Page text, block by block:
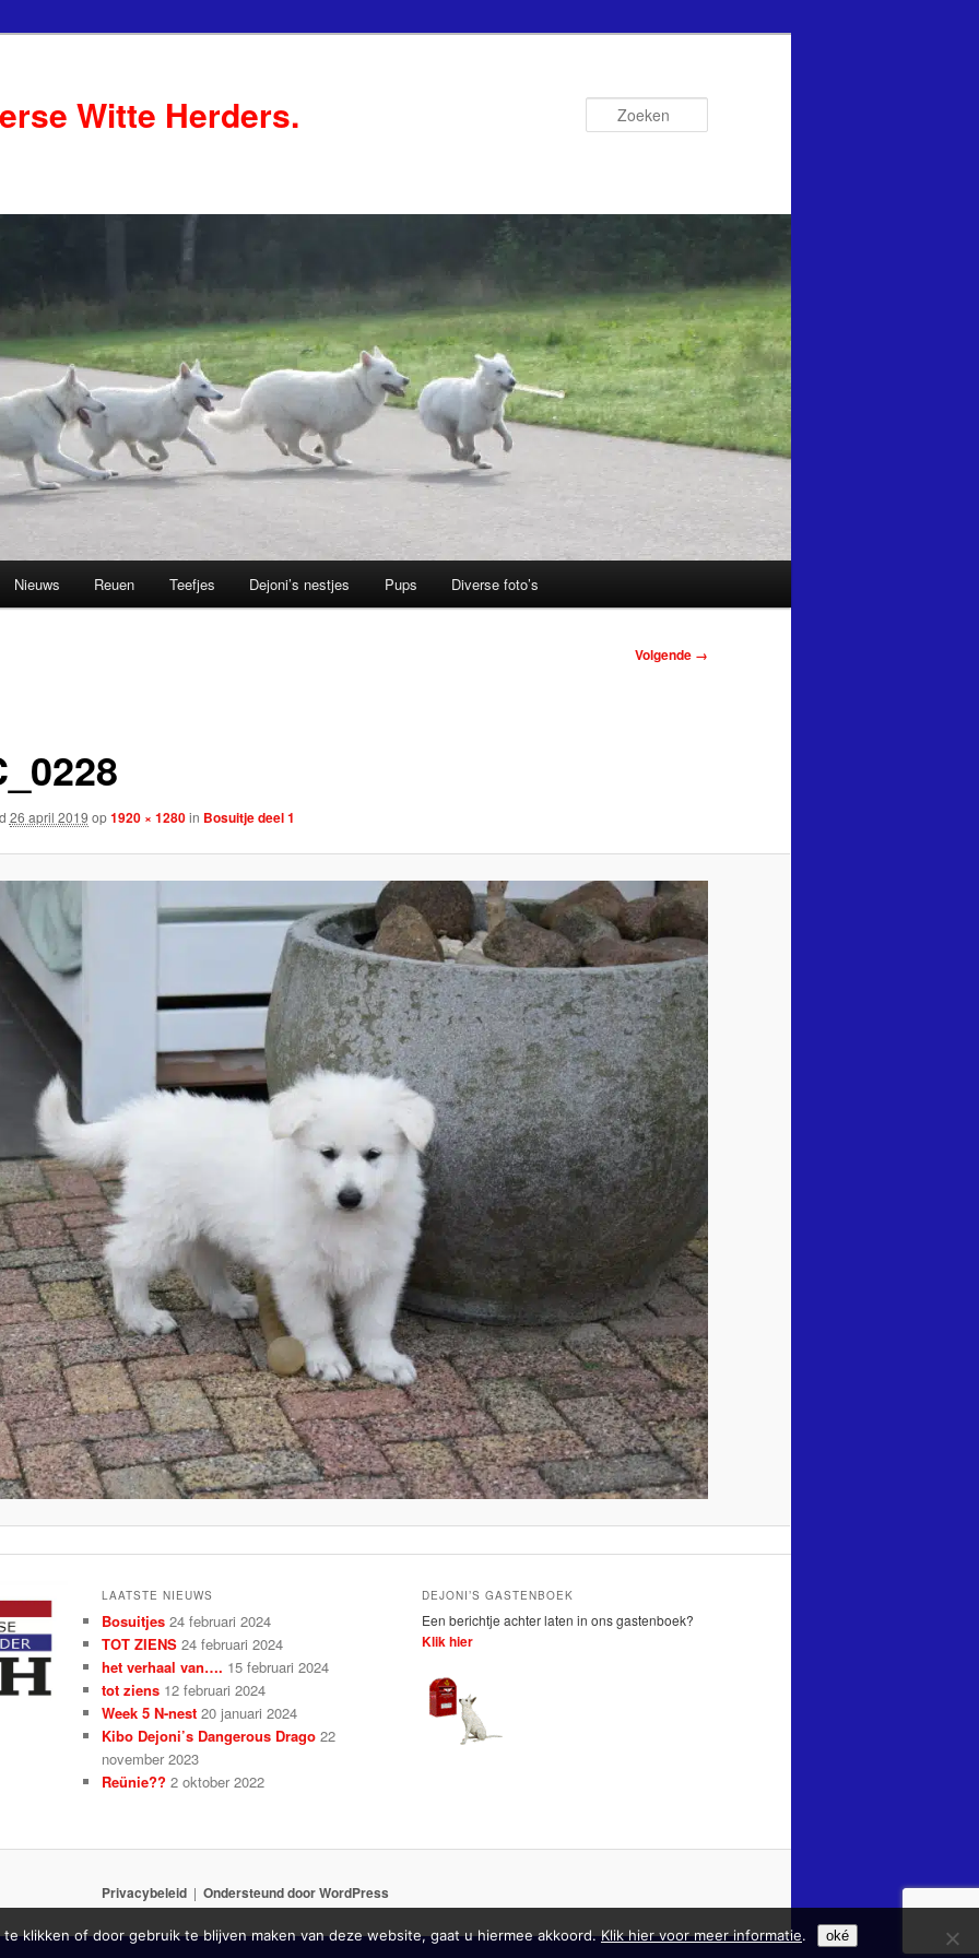
Witte Herders.
Nieuws Reuen Teefjes Dejoni’s nestjes Pups Diverse foto’s
Volgende →
26 april 2019 op1920 × 1280in Bosuitje deel 1
LAATSTE NIEUWS
Bosuitjes 24 februari 2024
TOT ZIENS 24 februari 2024
het verhaal van…. 15 februari 2024
tot ziens 12 februari 2024
Week 5 N-nest 20 januari 2024
Kibo Dejoni’s Dangerous Drago 22
november 2023
Reünie?? 2 oktober 2022
DEJONI’S GASTENBOEK
Een berichtje achter laten in ons gastenboek?
Klik hier
Privacybeleid Ondersteund door WordPress
klikken of door gebruik te blijven maken van deze website, gaat u hiermee akkoord.Klik hier voor meer informatie. oké